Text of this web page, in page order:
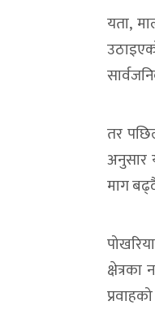
यता,
तर
अनुसार
माग